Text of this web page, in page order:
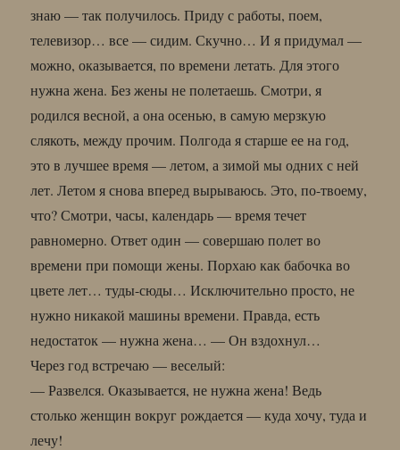
знаю — так получилось. Приду с работы, поем,
телевизор… все — сидим. Скучно… И я придумал —
можно, оказывается, по времени летать. Для этого
нужна жена. Без жены не полетаешь. Смотри, я
родился весной, а она осенью, в самую мерзкую
слякоть, между прочим. Полгода я старше ее на год,
это в лучшее время — летом, а зимой мы одних с ней
лет. Летом я снова вперед вырываюсь. Это, по-твоему,
что? Смотри, часы, календарь — время течет
равномерно. Ответ один — совершаю полет во
времени при помощи жены. Порхаю как бабочка во
цвете лет… туды-сюды… Исключительно просто, не
нужно никакой машины времени. Правда, есть
недостаток — нужна жена… — Он вздохнул…
Через год встречаю — веселый:
— Развелся. Оказывается, не нужна жена! Ведь
столько женщин вокруг рождается — куда хочу, туда и
лечу!